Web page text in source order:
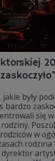
były
się
w
rodzina